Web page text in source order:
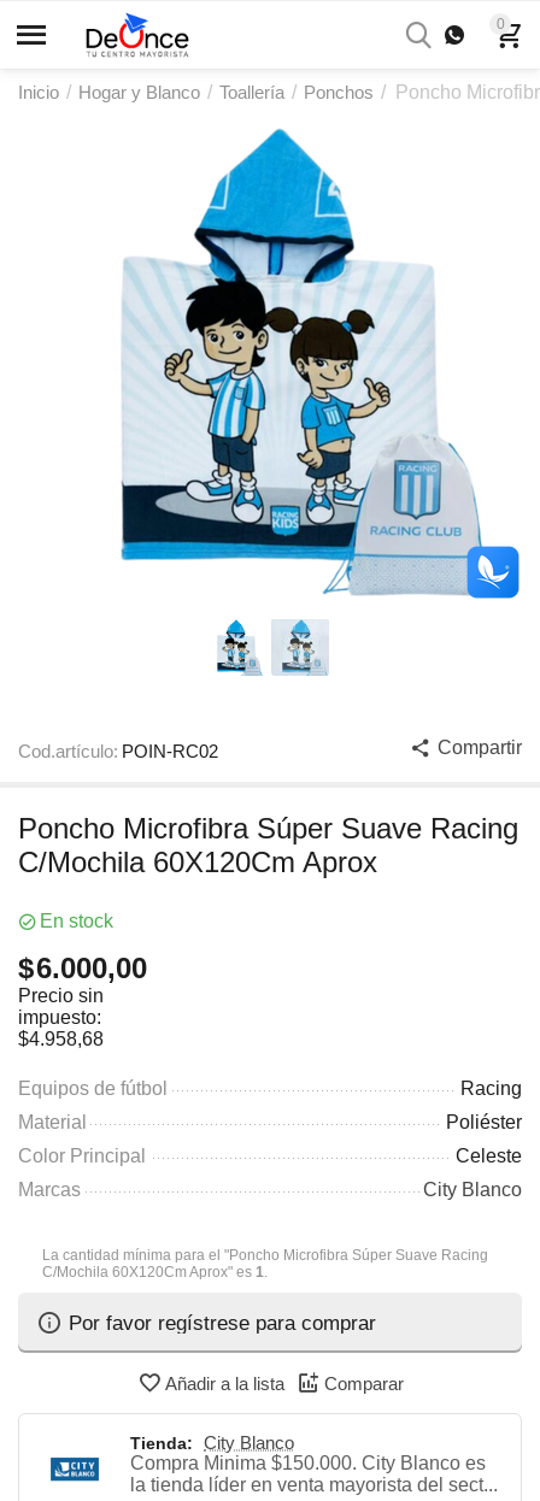
0
Inicio / Hogar y Blanco / Toallería / Ponchos / Poncho
Cod.artículo: POIN-RC02 Compartir
Poncho Microfibra Súper Suave Racing
C/Mochila 60X120Cm Aprox
En stock
$6.000,00
Precio sin
impuesto:
$4.958,68
Equipos de fútbol
Racing
Material
Poliéster
Color Principal
Celeste
Marcas
City Blanco
La cantidad mínima para el "Poncho Microfibra Súper Suave Racing
C/Mochila 60X120Cm Aprox" es 1.
Por favor regístrese para comprar
Añadir a la lista Comparar
Tienda:
City Blanco
Compra Minima $150.000. City Blanco es
la tienda líder en venta mayorista del sect...